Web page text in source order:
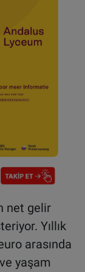
net gelir
Yıllık
arasında
yaşam